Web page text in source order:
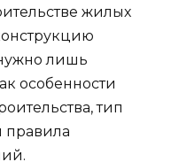
жилых
лишь
особенности
тип
правила